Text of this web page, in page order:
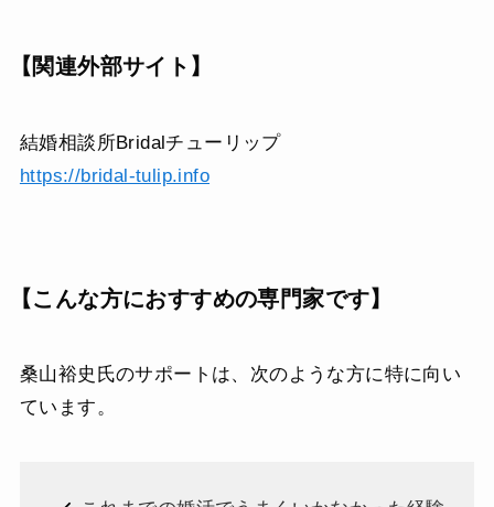
【関連外部サイト】
結婚相談所Bridalチューリップ
https://bridal-tulip.info
【こんな方におすすめの専門家です】
桑山裕史氏のサポートは、次のような方に特に向い
ています。